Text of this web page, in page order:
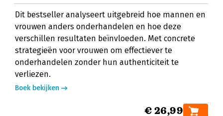
Dit bestseller analyseert uitgebreid hoe mannen en
vrouwen anders onderhandelen en hoe deze
verschillen resultaten beïnvloeden. Met concrete
strategieën voor vrouwen om effectiever te
onderhandelen zonder hun authenticiteit te
verliezen.
Boek bekijken
€ 26,99